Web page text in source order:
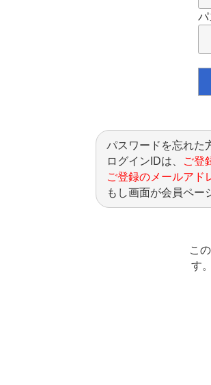
パ
パスワードを忘れた
ログインIDは、
ご登
ご登録のメールアド
もし画面が会員ペー
こ
す